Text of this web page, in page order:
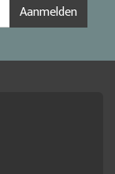
Aanmelden